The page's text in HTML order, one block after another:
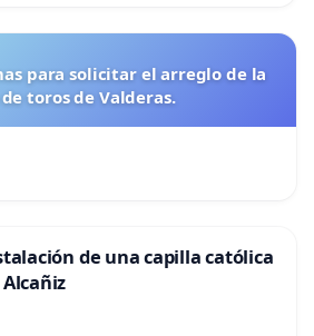
para solicitar el arreglo de la
toros de Valderas.
de una capilla católica